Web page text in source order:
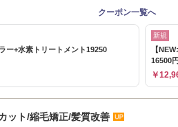
クーポン一覧へ
ー+水素トリートメント19250
新規
【
16500
￥
ト/縮毛矯正/髪質改善